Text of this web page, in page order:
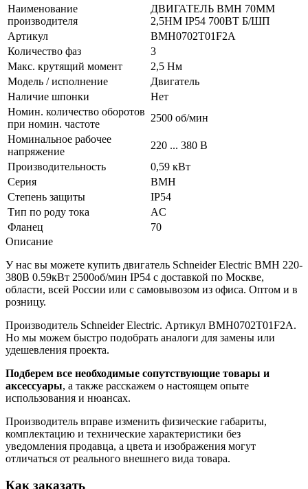
Наименование
производителя
ДВИГАТЕЛЬ BMH 70MM
2,5НМ IP54 700ВТ Б/ШП
Артикул
BMH0702T01F2A
Количество фаз
3
Макс. крутящий момент
2,5 Нм
Модель / исполнение
Двигатель
Наличие шпонки
Нет
Номин. количество оборотов
при номин. частоте
2500 об/мин
Номинальное рабочее
напряжение
220 ... 380 В
Производительность
0,59 кВт
Серия
BMH
Степень защиты
IP54
Тип по роду тока
AC
Фланец
70
Описание
У нас вы можете купить двигатель Schneider Electric BMH 220-
380В 0.59кВт 2500об/мин IP54 с доставкой по Москве,
области, всей России или с самовывозом из офиса. Оптом и в
розницу.
Производитель Schneider Electric. Артикул BMH0702T01F2A.
Но мы можем быстро подобрать аналоги для замены или
удешевления проекта.
Подберем все необходимые сопутствующие товары и
аксессуары, а также расскажем о настоящем опыте
использования и нюансах.
Производитель вправе изменить физические габариты,
комплектацию и технические характеристики без
уведомления продавца, а цвета и изображения могут
отличаться от реального внешнего вида товара.
Как заказать